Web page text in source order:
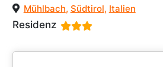
Mühlbach, Südtirol, Italien
Residenz